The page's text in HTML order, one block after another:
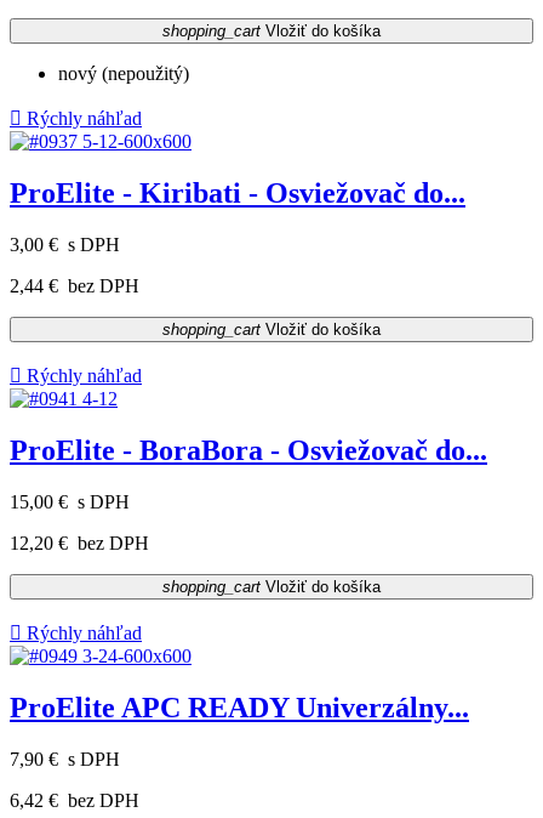
shopping_cart Vložiť do košíka
nový (nepoužitý)
 Rýchly náhľad
ProElite - Kiribati - Osviežovač do...
3,00 € s DPH
2,44 € bez DPH
shopping_cart Vložiť do košíka
 Rýchly náhľad
ProElite - BoraBora - Osviežovač do...
15,00 € s DPH
12,20 € bez DPH
shopping_cart Vložiť do košíka
 Rýchly náhľad
ProElite APC READY Univerzálny...
7,90 € s DPH
6,42 € bez DPH